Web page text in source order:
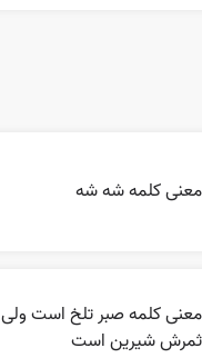
معنی کلمه شه شه
معنی کلمه صبر تلخ است ولی
ثمرش شیرین است